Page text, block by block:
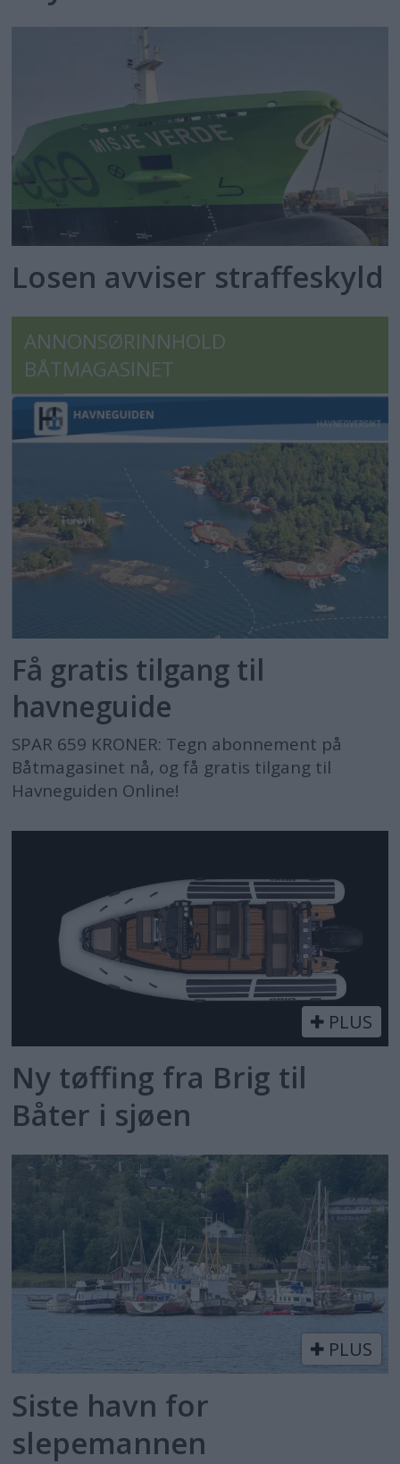
Losen avviser straffeskyld
ANNONSØRINNHOLD
BÅTMAGASINET
Få gratis tilgang til
havneguide
SPAR 659 KRONER: Tegn abonnement på
Båtmagasinet nå, og få gratis tilgang til
Havneguiden Online!
PLUS
Ny tøffing fra Brig til
Båter i sjøen
PLUS
Siste havn for
slepemannen